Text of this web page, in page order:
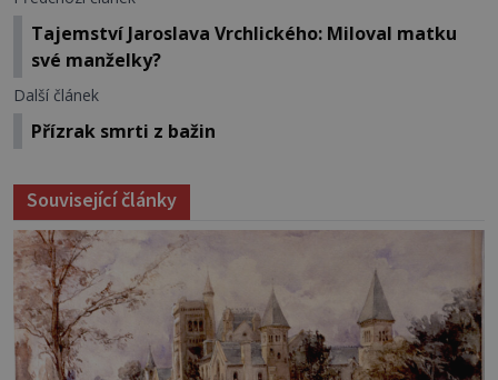
Tajemství Jaroslava Vrchlického: Miloval matku
své manželky?
Další článek
Přízrak smrti z bažin
Související články